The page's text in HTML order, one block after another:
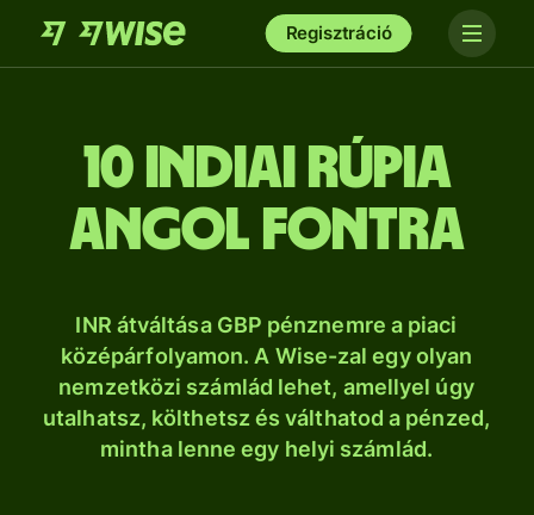
Regisztráció
10 indiai rúpia
angol fontra
INR átváltása GBP pénznemre a piaci
középárfolyamon. A Wise-zal egy olyan
nemzetközi számlád lehet, amellyel úgy
utalhatsz, költhetsz és válthatod a pénzed,
mintha lenne egy helyi számlád.